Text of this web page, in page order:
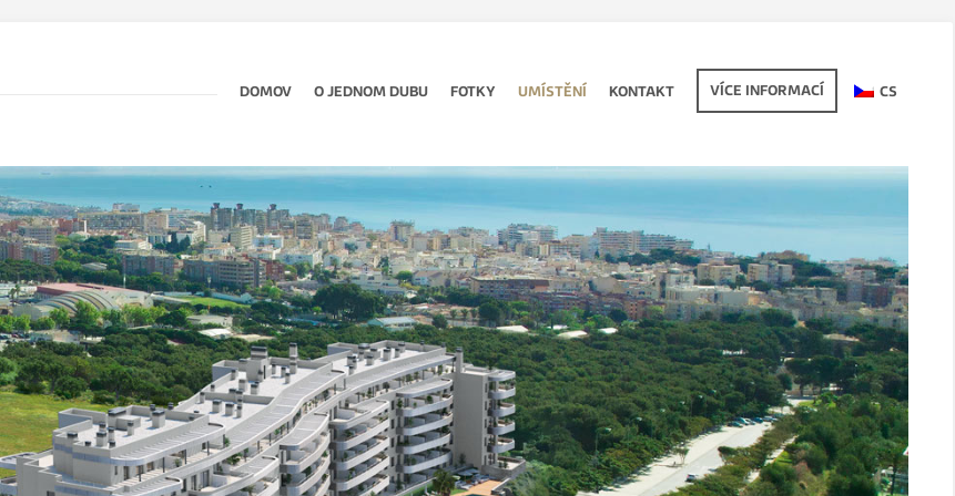
DOMOV O JEDNOM DUBU FOTKY UMÍSTĚNÍ KONTAKT VÍCE INFORMACÍ CS